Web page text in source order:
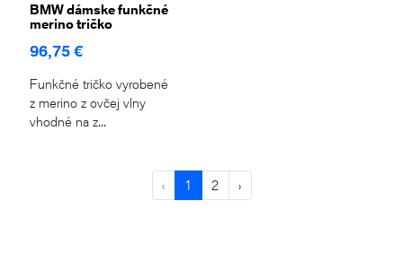
BMW dámske funkčné
merino tričko
96,75 €
Funkčné tričko vyrobené
z merino z ovčej vlny
vhodné na z...
‹ 1 2 ›